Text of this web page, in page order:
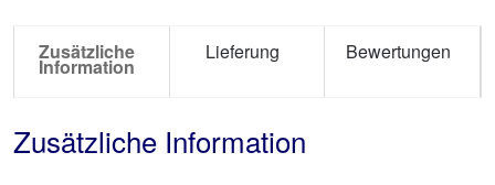
Zusätzliche
Information
Lieferung Bewertungen
Zusätzliche Information